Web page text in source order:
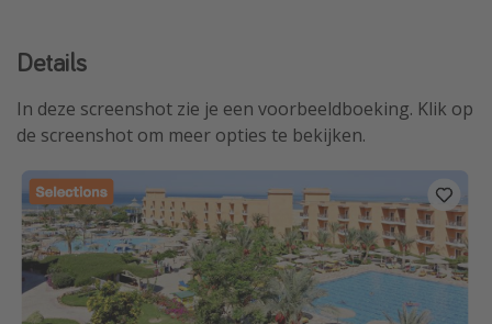
Details
In deze screenshot zie je een voorbeeldboeking. Klik op
de screenshot om meer opties te bekijken.